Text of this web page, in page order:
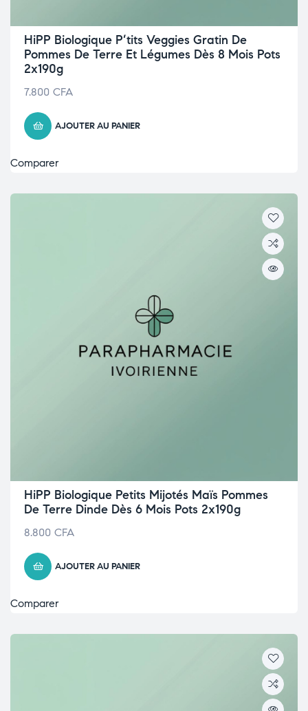
HiPP Biologique P’tits Veggies Gratin De
Pommes De Terre Et Légumes Dès 8 Mois Pots
2x190g
7.800 CFA
AJOUTER AU PANIER
Comparer
HiPP Biologique Petits Mijotés Maïs Pommes
De Terre Dinde Dès 6 Mois Pots 2x190g
8.800 CFA
AJOUTER AU PANIER
Comparer